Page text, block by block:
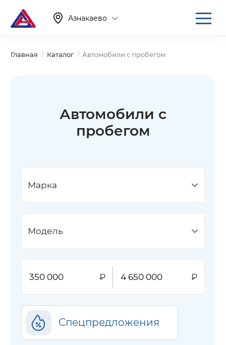
Азнакаево
Главная Каталог Автомобили с пробегом
Автомобили с
пробегом
Марка
Модель
Спецпредложения